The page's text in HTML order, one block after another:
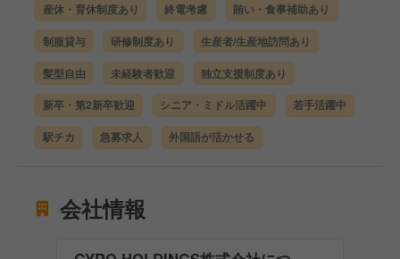
産休・育休制度あり 終電考慮 賄い・食事補助あり
制服貸与 研修制度あり 生産者/生産地訪問あり
髪型自由 未経験者歓迎 独立支援制度あり
新卒・第2新卒歓迎 シニア・ミドル活躍中 若手活躍中
駅チカ 急募求人 外国語が活かせる
会社情報